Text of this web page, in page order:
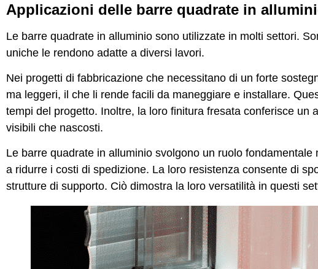
Applicazioni delle barre quadrate in
Le barre quadrate in alluminio sono utilizzate in molti settori.
uniche le rendono adatte a diversi lavori.
Nei progetti di fabbricazione che necessitano di un forte
ma leggeri, il che li rende facili da maneggiare e installare.
tempi del progetto. Inoltre, la loro finitura fresata conferisce
visibili che nascosti.
Le barre quadrate in alluminio svolgono un ruolo
a ridurre i costi di spedizione. La loro resistenza consente di
strutture di supporto. Ciò dimostra la loro versatilità in questi